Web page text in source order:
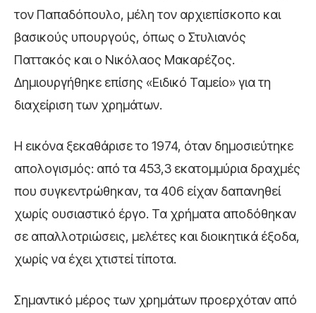
τον Παπαδόπουλο, μέλη τον αρχιεπίσκοπο και
βασικούς υπουργούς, όπως ο Στυλιανός
Παττακός και ο Νικόλαος Μακαρέζος.
Δημιουργήθηκε επίσης «Ειδικό Ταμείο» για τη
διαχείριση των χρημάτων.
Η εικόνα ξεκαθάρισε το 1974, όταν δημοσιεύτηκε
απολογισμός: από τα 453,3 εκατομμύρια δραχμές
που συγκεντρώθηκαν, τα 406 είχαν δαπανηθεί
χωρίς ουσιαστικό έργο. Τα χρήματα αποδόθηκαν
σε απαλλοτριώσεις, μελέτες και διοικητικά έξοδα,
χωρίς να έχει χτιστεί τίποτα.
Σημαντικό μέρος των χρημάτων προερχόταν από